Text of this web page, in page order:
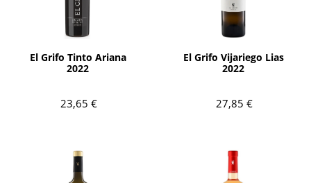
El Grifo Tinto Ariana
2022
23,65 €
AÑADIR
El Grifo Vijariego Lias
2022
27,85 €
AÑADIR